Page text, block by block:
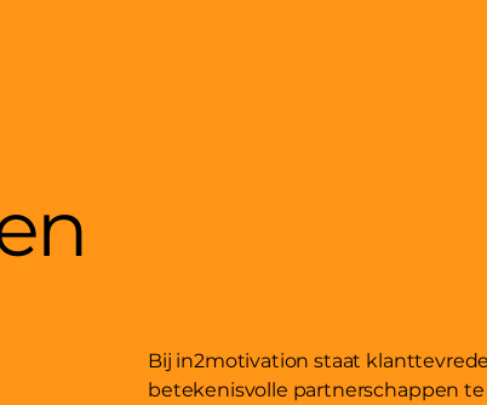
Bij in2motivation staat
betekenisvolle partnerschappen